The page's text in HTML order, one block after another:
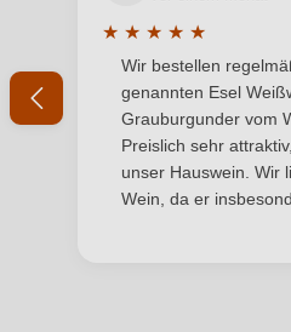
Inhalt
Jahrgang
Ihr Passwort
Ich
★ ★ ★ ★ ★
Durchschnittliche
Wir bestellen
genannten Esel
Grauburgunder vom
Preislich sehr
unser Hauswein. Wir
Wein, da er